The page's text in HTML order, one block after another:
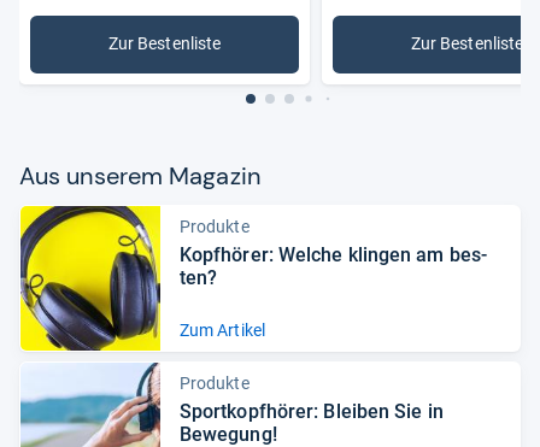
Zur Bestenliste
: Kopfhörer Zur Bestenliste
: In-Ear-
Aus unse­rem Maga­zin
Produkte
Kopf­hö­rer: Wel­che klin­gen am bes­
ten?
Zum Artikel
Produkte
Sport­kopf­hö­rer: Blei­ben Sie in
Bewe­gung!